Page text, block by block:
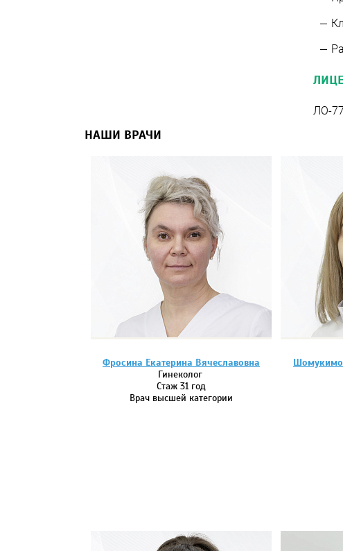
ЛО-
НАШИ ВРАЧИ
Фросина Екатерина Вячеславовна
Гинеколог
Стаж 31 год
Врач высшей категории